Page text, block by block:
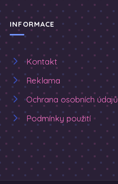
INFORMACE
Kontakt
Reklama
Ochrana osobních údajů
Podmínky použití